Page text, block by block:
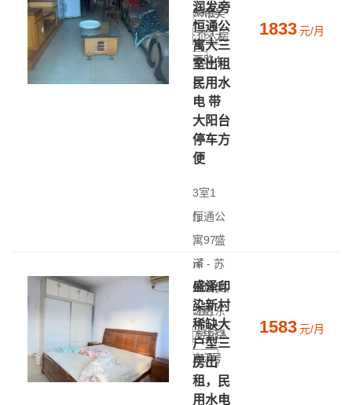
30层)
个人房
源
州市吴
江区太
平路4
号
润发旁
恒通公
寓大三
室出租
民用水
电 带
大阳台
停车方
便
3室1
厅
|
97
㎡
|
中层(共
5层)
经纪人
房源
恒通公
寓
盛
泽 - 苏
州市吴
江区东
方中路
747号
1833元/月
盛泽印
染新村
稀缺大
户型三
房出
租，民
用水电
1583元/月